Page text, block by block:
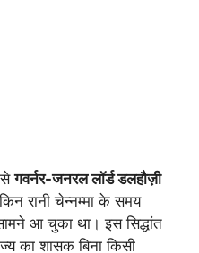
सेगवर्नर-जनरल लॉर्ड डलहौज़ी
रानी चेन्नम्मा के समय
आ चुका था। इस सिद्धांत
का शासक बिना किसी